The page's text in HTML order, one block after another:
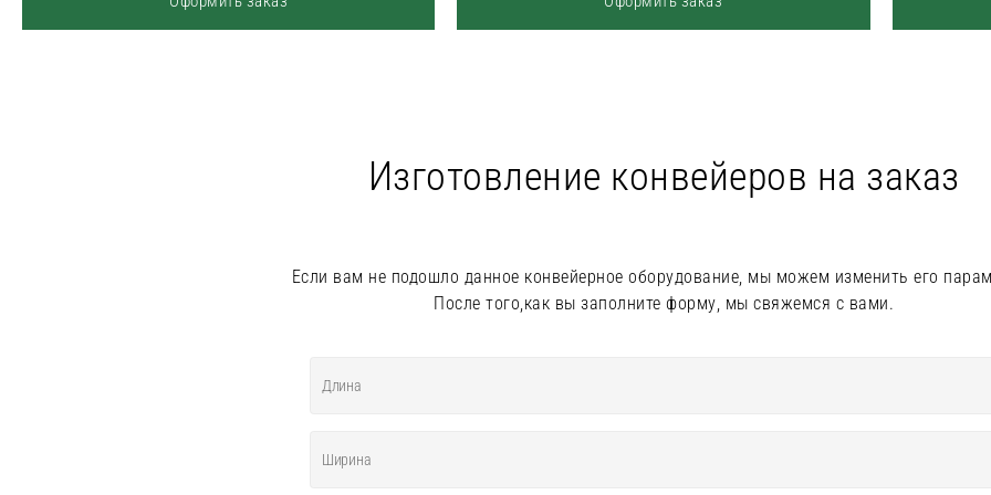
Изготовление конвейеров на заказ
Если вам не подошло данное конвейерное оборудование, мы можем изменить его
После того,как вы заполните форму, мы свяжемся с вами.